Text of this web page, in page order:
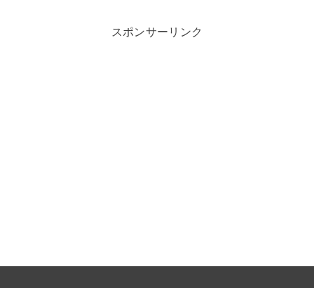
スポンサーリンク